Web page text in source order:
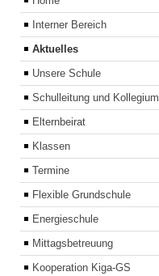
Interner Bereich
Aktuelles
Unsere Schule
Schulleitung und Kollegium
Elternbeirat
Klassen
Termine
Flexible Grundschule
Energieschule
Mittagsbetreuung
Kooperation Kiga-GS